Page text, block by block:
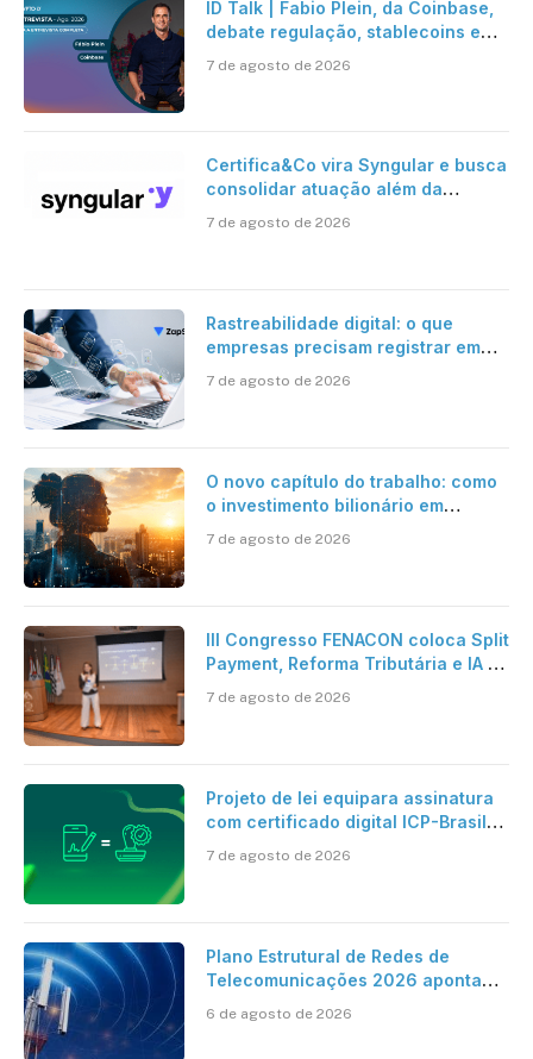
ID Talk | Fabio Plein, da Coinbase,
debate regulação, stablecoins e
7 de agosto de 2026
Certifica&Co vira Syngular e busca
consolidar atuação além da
certificação digital
7 de agosto de 2026
Rastreabilidade digital: o que
empresas precisam registrar em
jornadas digitais?
7 de agosto de 2026
O novo capítulo do trabalho: como
o investimento bilionário em
pesquisa científica revela a
verdadeira era da inteligência
7 de agosto de 2026
III Congresso FENACON coloca Split
Payment, Reforma Tributária e IA no
7 de agosto de 2026
Projeto de lei equipara assinatura
com certificado digital ICP-Brasil
cartório
7 de agosto de 2026
Plano Estrutural de Redes de
Telecomunicações 2026 aponta
mantém desafio
6 de agosto de 2026